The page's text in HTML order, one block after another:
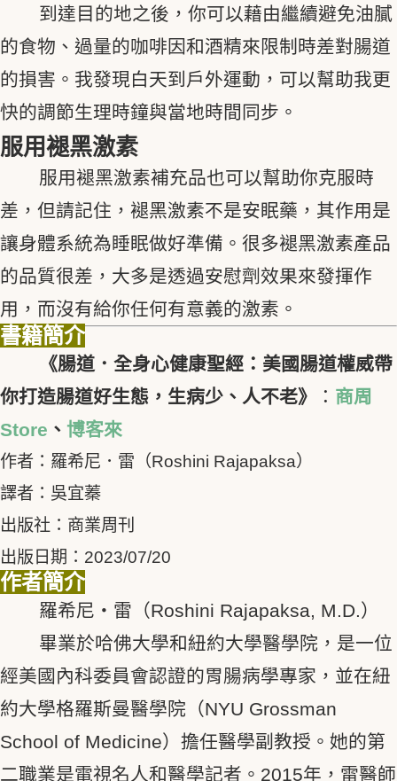
到達目的地之後，你可以藉由繼續避免油膩
的食物、過量的咖啡因和酒精來限制時差對腸道
的損害。我發現白天到戶外運動，可以幫助我更
快的調節生理時鐘與當地時間同步。
服用褪黑激素
服用褪黑激素補充品也可以幫助你克服時
差，但請記住，褪黑激素不是安眠藥，其作用是
讓身體系統為睡眠做好準備。很多褪黑激素產品
的品質很差，大多是透過安慰劑效果來發揮作
用，而沒有給你任何有意義的激素。
書籍簡介
《腸道．全身心健康聖經：美國腸道權威帶
你打造腸道好生態，生病少、人不老》
： 商周
Store 、 博客來
作者：羅希尼．雷（Roshini Rajapaksa）
譯者：吳宜蓁
出版社：商業周刊
出版日期：2023/07/20
作者簡介
羅希尼‧雷（Roshini Rajapaksa, M.D.）
畢業於哈佛大學和紐約大學醫學院，是一位
經美國內科委員會認證的胃腸病學專家，並在紐
約大學格羅斯曼醫學院（NYU Grossman
School of Medicine）擔任醫學副教授。她的第
二職業是電視名人和醫學記者。2015年，雷醫師